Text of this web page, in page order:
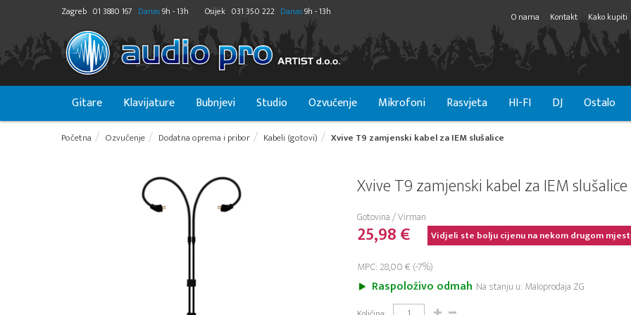
Zagreb 01 3880 167 Danas9h - 13h Osijek 031 350 222 Danas9h - 13h O nama Kontakt Kako kupiti
Gitare Klavijature Bubnjevi Studio Ozvučenje Mikrofoni Rasvjeta HI-FI DJ Ostalo
Početna Ozvučenje Dodatna oprema i pribor Kabeli (gotovi) Xvive T9 zamjenski kabel za IEM slušalice
Xvive T9 zamjenski kabel za IEM slušalice
Gotovina / Virman
25,98 € Vidjeli ste bolju cijenu na nekom drugom
MPC: 28,00 € (-7%)
Raspoloživo odmah Na stanju u: Maloprodaja ZG